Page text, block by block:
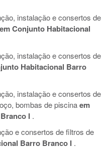
instalação e consertos de
em Conjunto Habitacional
instalação e consertos de
Habitacional Barro
instalação e consertos de
bombas de piscinaem
I .
e consertos de filtros de
Barro Branco I .